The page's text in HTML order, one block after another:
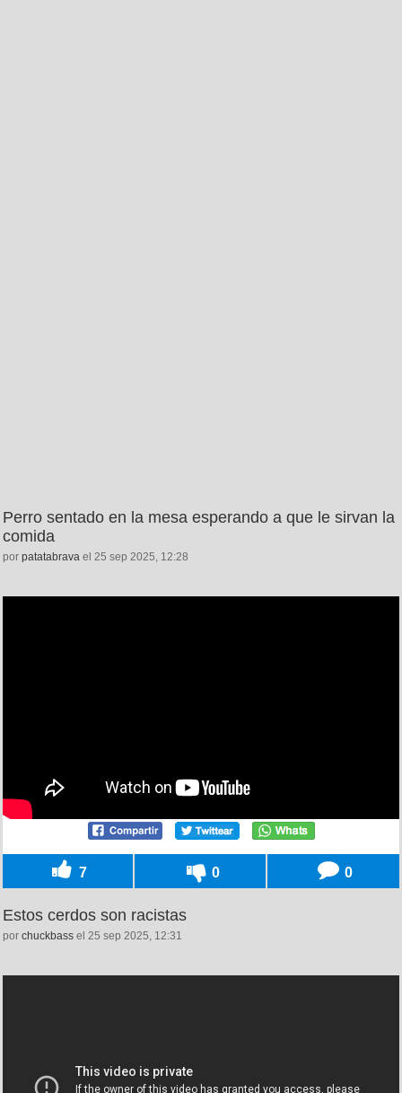
Perro sentado en la mesa esperando a que le sirvan la
comida
por patatabrava el 25 sep 2025, 12:28
7 0 0
Estos cerdos son racistas
por chuckbass el 25 sep 2025, 12:31